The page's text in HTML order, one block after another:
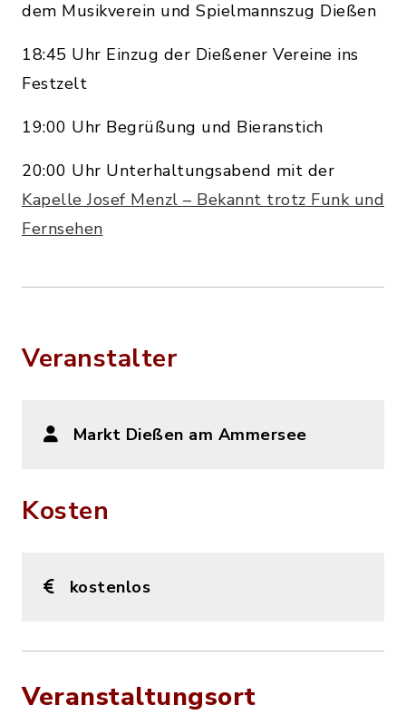
dem Musikverein und Spielmannszug Dießen
18:45 Uhr Einzug der Dießener Vereine ins
Festzelt
19:00 Uhr Begrüßung und Bieranstich
20:00 Uhr Unterhaltungsabend mit der
Kapelle Josef Menzl – Bekannt trotz Funk und
Fernsehen
Veranstalter
Markt Dießen am Ammersee
Kosten
kostenlos
Veranstaltungsort